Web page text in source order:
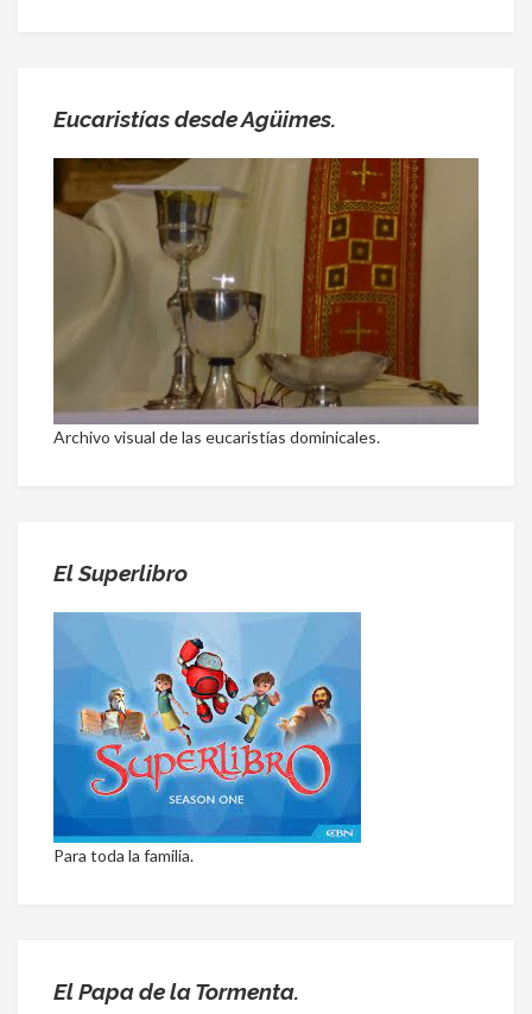
Eucaristías desde Agüimes.
Archivo visual de las eucaristías dominicales.
El Superlibro
Para toda la familia.
El Papa de la Tormenta.